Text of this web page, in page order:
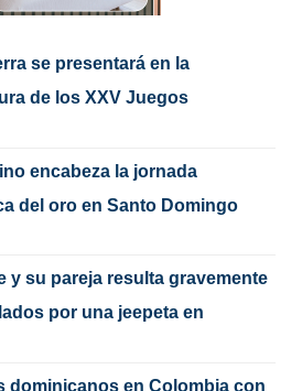
se presentará en la
de los XXV Juegos
encabeza la jornada
del oro en Santo Domingo
y su pareja resulta gravemente
por una jeepeta en
dominicanos en Colombia con